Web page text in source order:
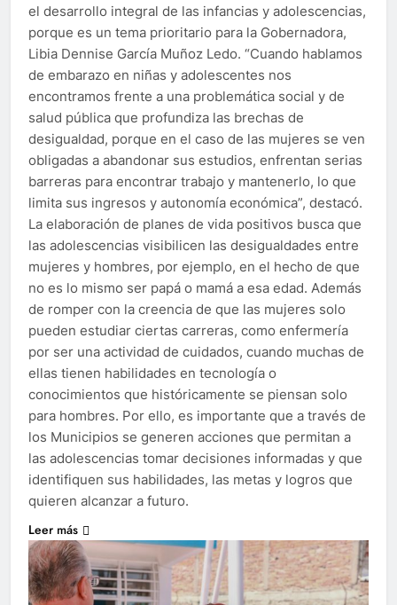
el desarrollo integral de las infancias y adolescencias,
porque es un tema prioritario para la Gobernadora,
Libia Dennise García Muñoz Ledo. “Cuando hablamos
de embarazo en niñas y adolescentes nos
encontramos frente a una problemática social y de
salud pública que profundiza las brechas de
desigualdad, porque en el caso de las mujeres se ven
obligadas a abandonar sus estudios, enfrentan serias
barreras para encontrar trabajo y mantenerlo, lo que
limita sus ingresos y autonomía económica”, destacó.
La elaboración de planes de vida positivos busca que
las adolescencias visibilicen las desigualdades entre
mujeres y hombres, por ejemplo, en el hecho de que
no es lo mismo ser papá o mamá a esa edad. Además
de romper con la creencia de que las mujeres solo
pueden estudiar ciertas carreras, como enfermería
por ser una actividad de cuidados, cuando muchas de
ellas tienen habilidades en tecnología o
conocimientos que históricamente se piensan solo
para hombres. Por ello, es importante que a través de
los Municipios se generen acciones que permitan a
las adolescencias tomar decisiones informadas y que
identifiquen sus habilidades, las metas y logros que
quieren alcanzar a futuro.
Leer más